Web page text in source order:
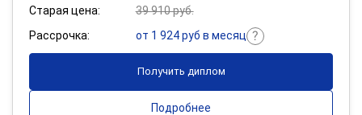
Старая цена:
39 910 руб.
Рассрочка:
от 1 924 руб в месяц
Получить диплом
Подробнее